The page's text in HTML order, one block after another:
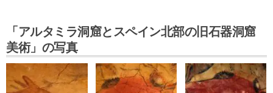
「アルタミラ洞窟とスペイン北部の旧石器洞窟
美術」の写真